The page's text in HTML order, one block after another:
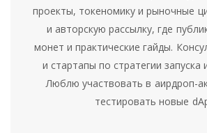
проекты, токеномику и рыночные
и авторскую рассылку, где
монет и практические гайды.
и стартапы по стратегии запуска
Люблю участвовать в аирдроп-
тестировать новые